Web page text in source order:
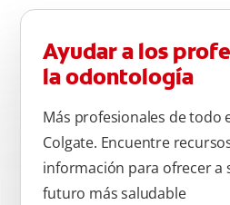
Ayudar a los
la odontología
Más profesionales de todo
Colgate. Encuentre
información para ofrecer a
futuro más saludable